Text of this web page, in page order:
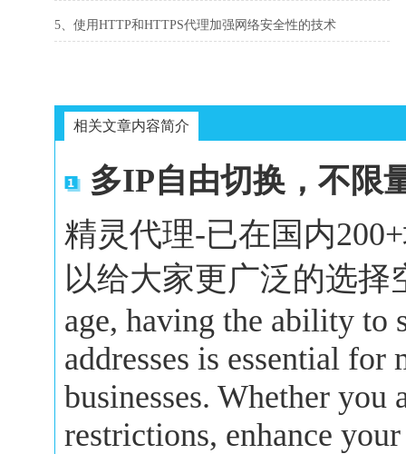
5、使用HTTP和HTTPS代理加强网络安全性的技术
相关文章内容简介
多IP自由切换，不限
精灵代理-已在国内
以给大家更广泛的选择
age, having the ability to
addresses is essential
businesses. Whether you
restrictions, enhance